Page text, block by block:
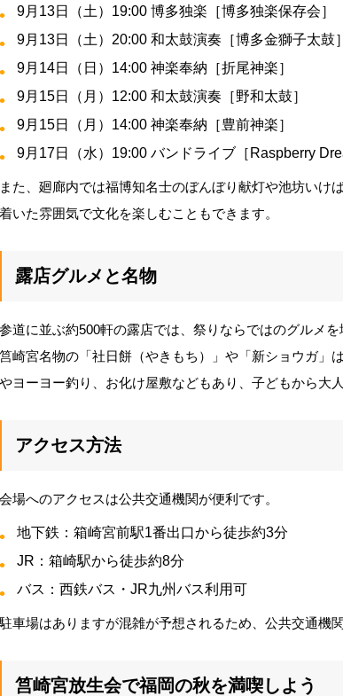
9月13日（土）19:00 博多独楽［博多独楽保存会］
9月13日（土）20:00 和太鼓演奏［博多金獅子太鼓］
9月14日（日）14:00 神楽奉納［折尾神楽］
9月15日（月）12:00 和太鼓演奏［野和太鼓］
9月15日（月）14:00 神楽奉納［豊前神楽］
9月17日（水）19:00 バンドライブ［Raspberry
また、廻廊内では福博知名士のぼんぼり献灯や池坊いけ
着いた雰囲気で文化を楽しむこともできます。
露店グルメと名物
参道に並ぶ約500軒の露店では、祭りならではのグルメを
筥崎宮名物の「社日餅（やきもち）」や「新ショウガ」
やヨーヨー釣り、お化け屋敷などもあり、子どもから大
アクセス方法
会場へのアクセスは公共交通機関が便利です。
地下鉄：箱崎宮前駅1番出口から徒歩約3分
JR：箱崎駅から徒歩約8分
バス：西鉄バス・JR九州バス利用可
駐車場はありますが混雑が予想されるため、公共交通機
筥崎宮放生会で福岡の秋を満喫しよう